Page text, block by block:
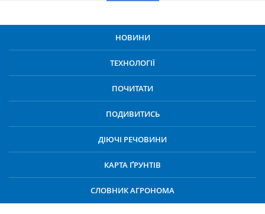
НОВИНИ
ТЕХНОЛОГІЇ
ПОЧИТАТИ
ПОДИВИТИСЬ
ДІЮЧІ РЕЧОВИНИ
КАРТА ҐРУНТІВ
СЛОВНИК АГРОНОМА